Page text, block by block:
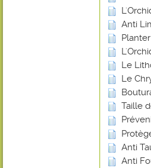
Anti
Le
Le
Taille
Anti
Anti